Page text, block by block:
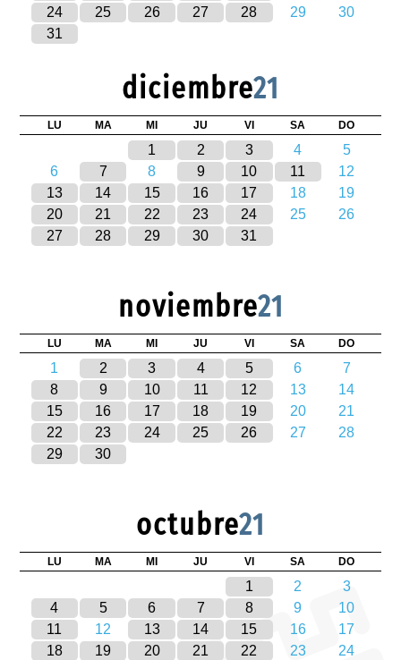
24
25 26 27 28 29
30
31
diciembre21
LU MA MI JU VI SA DO
1 2 3 4
5
6
7 8 9 10 11
12
13
14 15 16 17 18
19
20
21 22 23 24 25
26
27
28 29 30 31
noviembre21
LU MA MI JU VI SA DO
1 2 3 4 5 6
7
8
9 10 11 12 13
14
15
16 17 18 19 20
21
22
23 24 25 26 27
28
29
30
octubre21
LU MA MI JU VI SA DO
1 2
3
4
5 6 7 8 9
10
11
12 13 14 15 16
17
18
19 20 21 22 23 24